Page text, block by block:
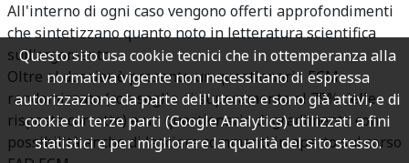
All'interno di ogni caso vengono offerti approfondimenti
che sintetizzano quanto noto in letteratura scientifica
sull'argomento.
Oltre al dossier è presente un questionario ECM
randomizzato (con soglia di superamento al 75% delle
risposte corrette) e un questionario di gradimento con
possibilità anche di lasciare commenti in aperto sul corso
Questo sito usa cookie tecnici che in ottemperanza alla
normativa vigente non necessitano di espressa
autorizzazione da parte dell'utente e sono già attivi, e di
cookie di terze parti (Google Analytics) utilizzati a fini
statistici e per migliorare la qualità del sito stesso.